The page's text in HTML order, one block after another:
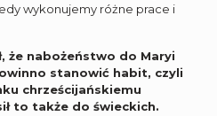
wykonujemy różne prace i
że nabożeństwo do Maryi
stanowić habit, czyli
chrześcijańskiemu
to także do świeckich.